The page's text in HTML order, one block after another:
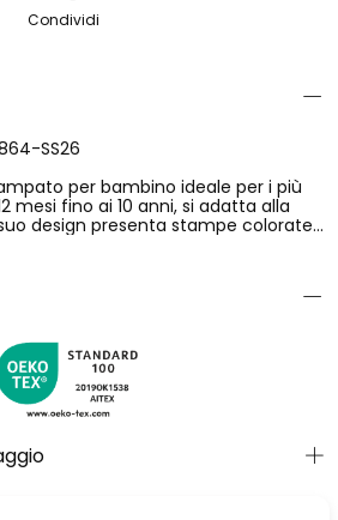
Condividi
SS26
per bambino ideale per i più
mesi fino ai 10 anni, si adatta alla
design presenta stampe colorate
sfondo azzurro chiaro, aggiungendo
Il materiale in cotone
per l'uso quotidiano. Con uno
corte, è un capo versatile che si
e alla moda.